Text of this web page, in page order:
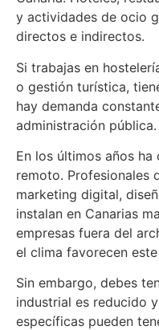
y actividades de ocio
directos e indirectos.
Si trabajas en
o gestión turística,
hay demanda
administración pública.
En los últimos años
remoto. Profesionales
marketing digital,
instalan en Canarias
empresas fuera del
el clima favorecen
Sin embargo, debes
industrial es reducido
específicas pueden